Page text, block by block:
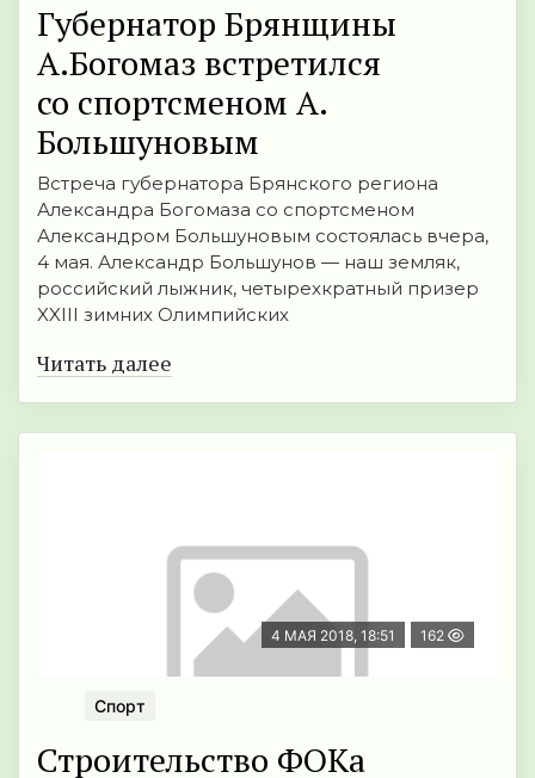
Губернатор Брянщины
А.Богомаз встретился
со спортсменом А.
Большуновым
Встреча губернатора Брянского региона
Александра Богомаза со спортсменом
Александром Большуновым состоялась вчера,
4 мая. Александр Большунов — наш земляк,
российский лыжник, четырехкратный призер
XXIII зимних Олимпийских
Читать далее
4 МАЯ 2018, 18:51 162
Спорт
Строительство ФОКа